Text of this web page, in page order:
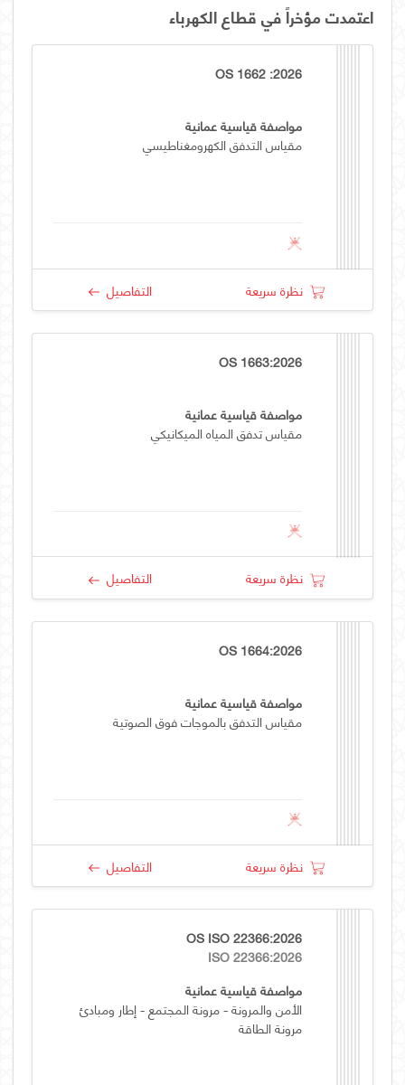
اعتمدت مؤخراً في قطاع الكهرباء
OS 1662 :2026
مواصفة قياسية عمانية
مقياس التدفق الكهرومغناطيسي
نظرة سريعة التفاصيل
OS 1663:2026
مواصفة قياسية عمانية
مقياس تدفق المياه الميكانيكي
نظرة سريعة التفاصيل
OS 1664:2026
مواصفة قياسية عمانية
مقياس التدفق بالموجات فوق الصوتية
نظرة سريعة التفاصيل
OS ISO 22366:2026
ISO 22366:2026
مواصفة قياسية عمانية
الأمن والمرونة - مرونة المجتمع - إطار ومبادئ
مرونة الطاقة